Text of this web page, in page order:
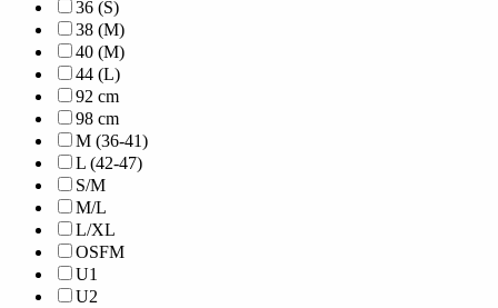
36 (S)
38 (M)
40 (M)
44 (L)
92 cm
98 cm
M (36-41)
L (42-47)
S/M
M/L
L/XL
OSFM
U1
U2